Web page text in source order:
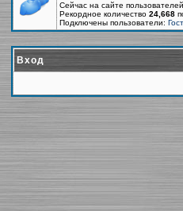
Сейчас на сайте
Рекордное количество 24,668
Подключены пользователи:
Вход